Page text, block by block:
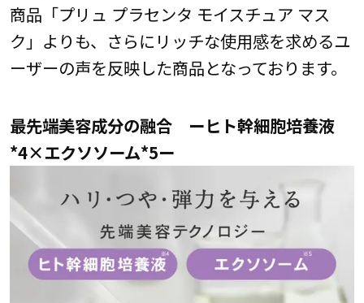
商品「プリュ プラセンタ モイスチュア マス
ク」よりも、さらにリッチな使用感を求めるユ
ーザーの声を反映した商品となっております。
最先端美容成分の融合 ーヒト幹細胞培養液
*4×エクソソーム*5ー